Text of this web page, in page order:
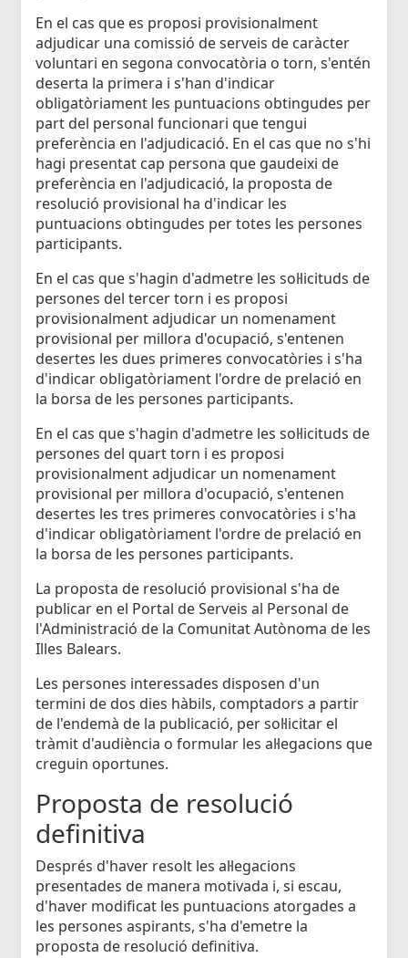
En el cas que es proposi provisionalment
adjudicar una comissió de serveis de caràcter
voluntari en segona convocatòria o torn, s'entén
deserta la primera i s'han d'indicar
obligatòriament les puntuacions obtingudes per
part del personal funcionari que tengui
preferència en l'adjudicació. En el cas que no s'hi
hagi presentat cap persona que gaudeixi de
preferència en l'adjudicació, la proposta de
resolució provisional ha d'indicar les
puntuacions obtingudes per totes les persones
participants.
En el cas que s'hagin d'admetre les sol·licituds de
persones del tercer torn i es proposi
provisionalment adjudicar un nomenament
provisional per millora d'ocupació, s'entenen
desertes les dues primeres convocatòries i s'ha
d'indicar obligatòriament l'ordre de prelació en
la borsa de les persones participants.
En el cas que s'hagin d'admetre les sol·licituds de
persones del quart torn i es proposi
provisionalment adjudicar un nomenament
provisional per millora d'ocupació, s'entenen
desertes les tres primeres convocatòries i s'ha
d'indicar obligatòriament l'ordre de prelació en
la borsa de les persones participants.
La proposta de resolució provisional s'ha de
publicar en el Portal de Serveis al Personal de
l'Administració de la Comunitat Autònoma de les
Illes Balears.
Les persones interessades disposen d'un
termini de dos dies hàbils, comptadors a partir
de l'endemà de la publicació, per sol·licitar el
tràmit d'audiència o formular les al·legacions que
creguin oportunes.
Proposta de resolució
definitiva
Després d'haver resolt les al·legacions
presentades de manera motivada i, si escau,
d'haver modificat les puntuacions atorgades a
les persones aspirants, s'ha d'emetre la
proposta de resolució definitiva.